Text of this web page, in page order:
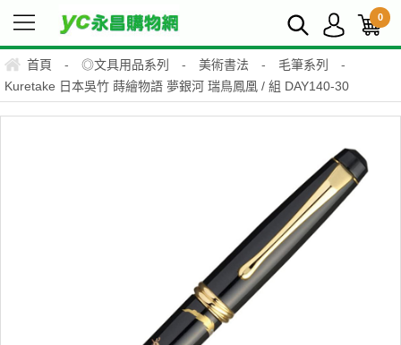
0
首頁 - ◎文具用品系列 - 美術書法 - 毛筆系列
-
Kuretake 日本吳竹 蒔繪物語 夢銀河 瑞鳥鳳凰 / 組 DAY140-30